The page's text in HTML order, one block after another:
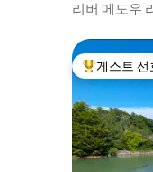
리버 메도우
상위 게스트
게스트 선